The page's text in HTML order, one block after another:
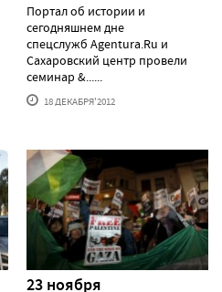
Портал об истории и
сегодняшнем дне
спецслужб Agentura.Ru и
Сахаровский центр провели
семинар &......
18 ДЕКАБРЯ'2012
23 ноября